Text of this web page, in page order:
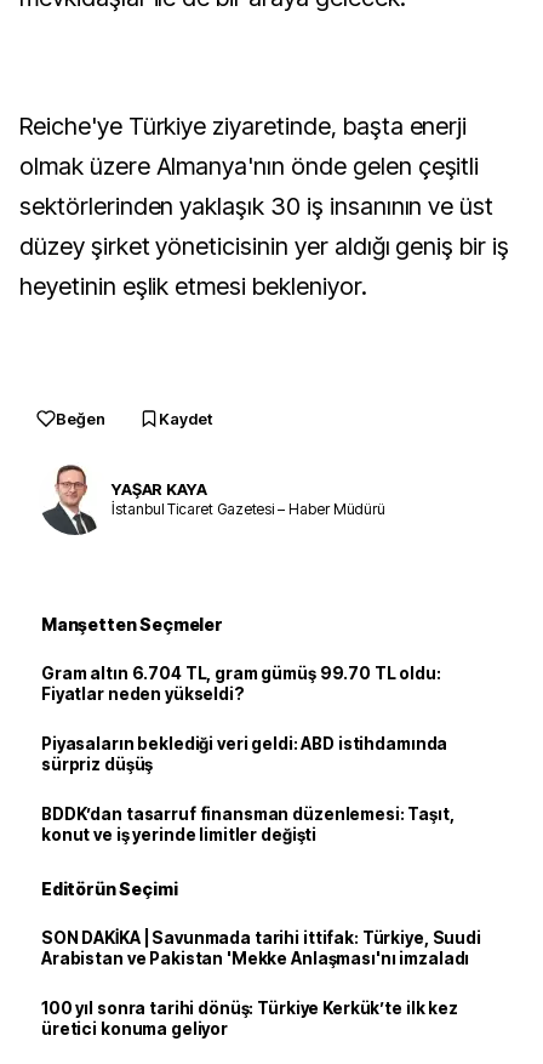
Reiche'ye Türkiye ziyaretinde, başta enerji
olmak üzere Almanya'nın önde gelen çeşitli
sektörlerinden yaklaşık 30 iş insanının ve üst
düzey şirket yöneticisinin yer aldığı geniş bir iş
heyetinin eşlik etmesi bekleniyor.
Beğen Kaydet
YAŞAR KAYA
İstanbul Ticaret Gazetesi – Haber Müdürü
Manşetten Seçmeler
Gram altın 6.704 TL, gram gümüş 99.70 TL oldu:
Fiyatlar neden yükseldi?
Piyasaların beklediği veri geldi: ABD istihdamında
sürpriz düşüş
BDDK’dan tasarruf finansman düzenlemesi: Taşıt,
konut ve iş yerinde limitler değişti
Editörün Seçimi
SON DAKİKA | Savunmada tarihi ittifak: Türkiye, Suudi
Arabistan ve Pakistan 'Mekke Anlaşması'nı imzaladı
100 yıl sonra tarihi dönüş: Türkiye Kerkük’te ilk kez
üretici konuma geliyor